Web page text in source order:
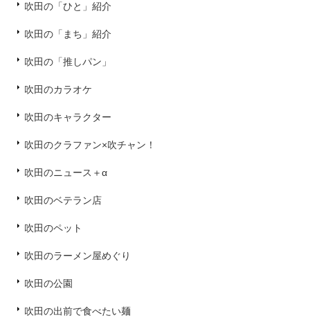
吹田の「ひと」紹介
吹田の「まち」紹介
吹田の「推しパン」
吹田のカラオケ
吹田のキャラクター
吹田のクラファン×吹チャン！
吹田のニュース＋α
吹田のベテラン店
吹田のペット
吹田のラーメン屋めぐり
吹田の公園
吹田の出前で食べたい麺